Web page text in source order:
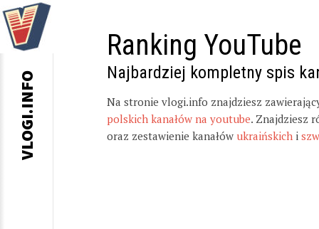
Ranking YouTube
Najbardziej kompletny spis
Na stronie vlogi.info znajdziesz
polskich kanałów na youtube. Znajdziesz
oraz zestawienie kanałów ukraińskich i
VLOGI.INFO